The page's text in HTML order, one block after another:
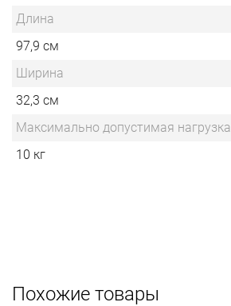
Длина
97,9 см
Ширина
32,3 см
Максимально допустимая нагрузка
10 кг
Похожие товары